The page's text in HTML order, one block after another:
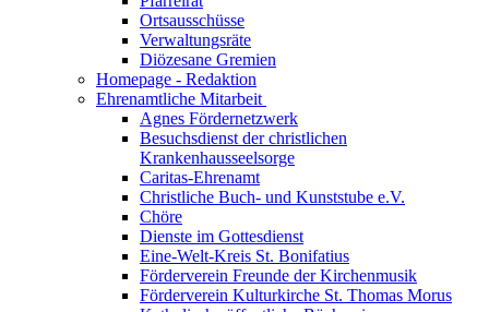
Ortsausschüsse
Verwaltungsräte
Diözesane Gremien
Homepage - Redaktion
Ehrenamtliche Mitarbeit
Agnes Fördernetzwerk
Besuchsdienst der christlichen
Krankenhausseelsorge
Caritas-Ehrenamt
Christliche Buch- und Kunststube e.V.
Chöre
Dienste im Gottesdienst
Eine-Welt-Kreis St. Bonifatius
Förderverein Freunde der Kirchenmusik
Förderverein Kulturkirche St. Thomas Morus